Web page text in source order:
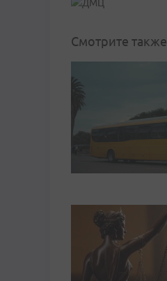
Смотрите также